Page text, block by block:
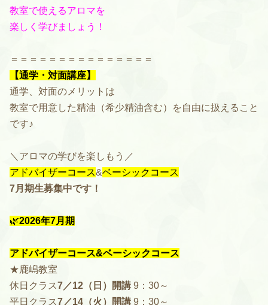
教室で使えるアロマを
楽しく学びましょう！
＝＝＝＝＝＝＝＝＝＝＝＝＝＝＝
【通学・対面講座】
通学、対面のメリットは
教室で用意した精油（希少精油含む）を自由に扱えること
です♪
＼アロマの学びを楽しもう／
アドバイザーコース&ベーシックコース
7月期生募集中です！
🌿2026年7月期
アドバイザーコース&ベーシックコース
★鹿嶋教室
休日クラス7／12（日）開講 9：30～
平日クラス7／14（火）開講 9：30～